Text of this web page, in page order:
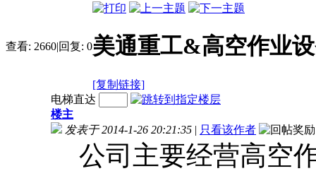
查看: 2660|回复: 0美通重工&高空作业
[复制链接]
电梯直达
楼主
发表于 2014-1-26 20:21:35 | 只看该作者
公司主要经营高空